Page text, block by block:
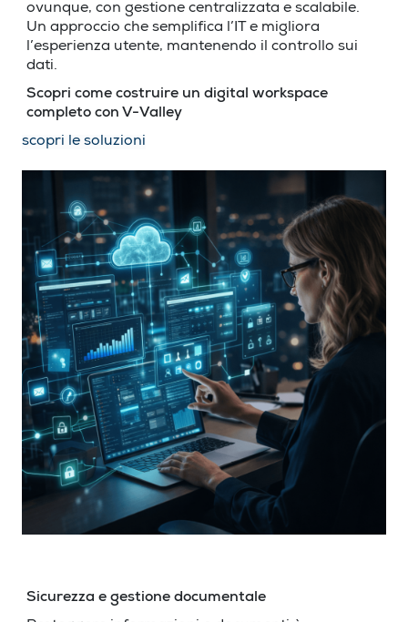
ovunque, con gestione centralizzata e scalabile.
Un approccio che semplifica l’IT e migliora
l’esperienza utente, mantenendo il controllo sui
dati.
Scopri come costruire un digital workspace
completo con V-Valley
scopri le soluzioni
Sicurezza e gestione documentale